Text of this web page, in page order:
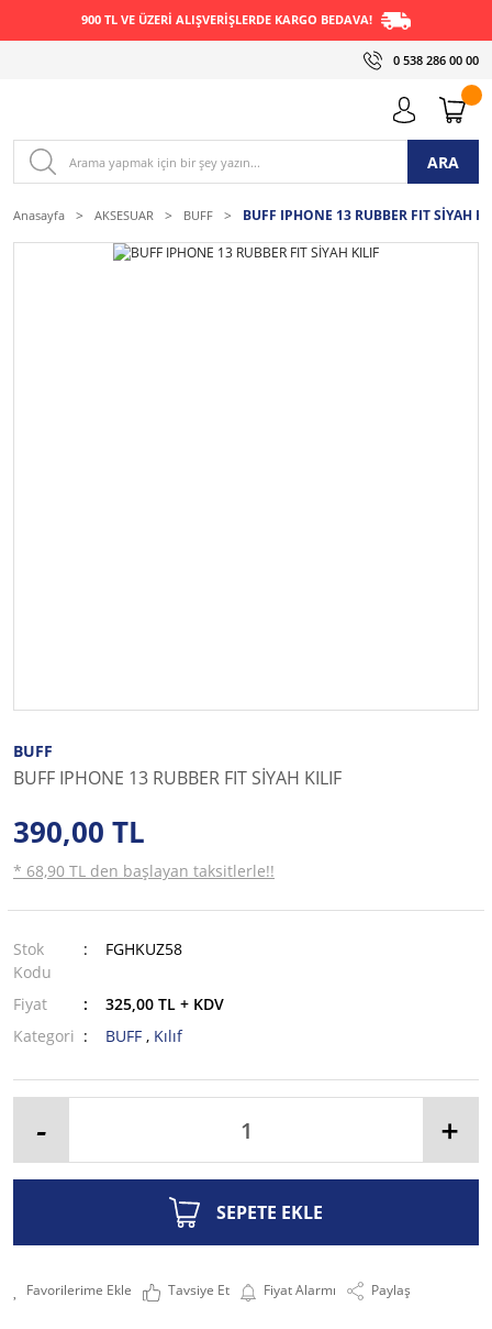
900 TL VE ÜZERİ ALIŞVERİŞLERDE KARGO BEDAVA!
0 538 286 00 00
ARA
Anasayfa AKSESUAR BUFF BUFF IPHONE 13 RUBBER FIT SİYAH
BUFF
BUFF IPHONE 13 RUBBER FIT SİYAH KILIF
390,00 TL
* 68,90 TL den başlayan taksitlerle!!
Stok
Kodu
FGHKUZ58
Fiyat
325,00 TL + KDV
Kategori
BUFF , Kılıf
- +
SEPETE EKLE
Tavsiye Et Fiyat Alarmı Paylaş